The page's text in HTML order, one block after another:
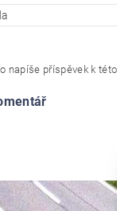
napíše příspěvek k